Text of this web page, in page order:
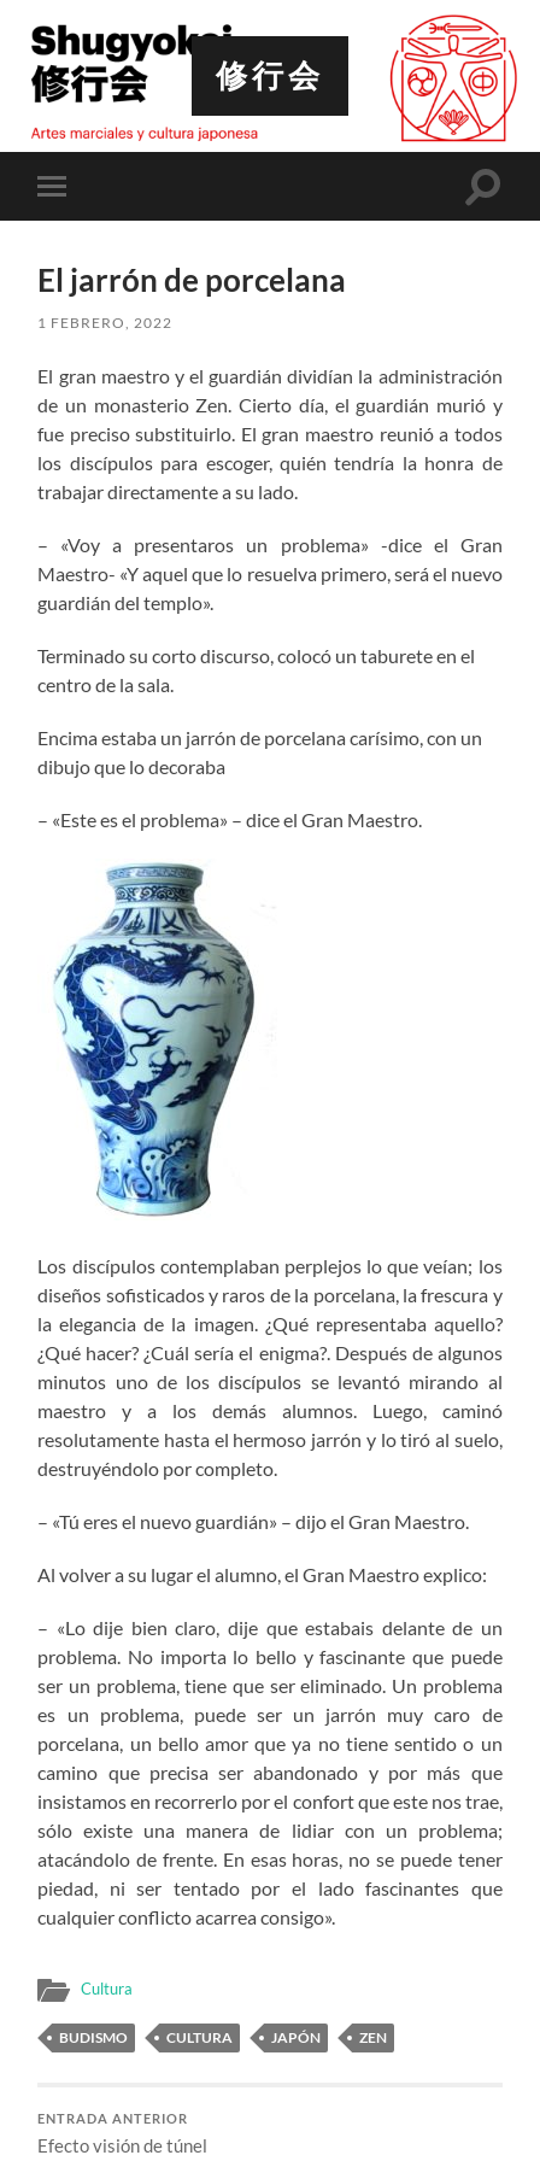
修行会
Alternar
el
móvil
El jarrón de porcelana
1 FEBRERO, 2022
El gran maestro y el guardián dividían la administración
de un monasterio Zen. Cierto día, el guardián murió y
fue preciso substituirlo. El gran maestro reunió a todos
los discípulos para escoger, quién tendría la honra de
trabajar directamente a su lado.
– «Voy a presentaros un problema» -dice el Gran
Maestro- «Y aquel que lo resuelva primero, será el nuevo
guardián del templo».
Terminado su corto discurso, colocó un taburete en el
centro de la sala.
Encima estaba un jarrón de porcelana carísimo, con un
dibujo que lo decoraba
– «Este es el problema» – dice el Gran Maestro.
Los discípulos contemplaban perplejos lo que veían; los
diseños sofisticados y raros de la porcelana, la frescura y
la elegancia de la imagen. ¿Qué representaba aquello?
¿Qué hacer? ¿Cuál sería el enigma?. Después de algunos
minutos uno de los discípulos se levantó mirando al
maestro y a los demás alumnos. Luego, caminó
resolutamente hasta el hermoso jarrón y lo tiró al suelo,
destruyéndolo por completo.
– «Tú eres el nuevo guardián» – dijo el Gran Maestro.
Al volver a su lugar el alumno, el Gran Maestro explico:
– «Lo dije bien claro, dije que estabais delante de un
problema. No importa lo bello y fascinante que puede
ser un problema, tiene que ser eliminado. Un problema
es un problema, puede ser un jarrón muy caro de
porcelana, un bello amor que ya no tiene sentido o un
camino que precisa ser abandonado y por más que
insistamos en recorrerlo por el confort que este nos trae,
sólo existe una manera de lidiar con un problema;
atacándolo de frente. En esas horas, no se puede tener
piedad, ni ser tentado por el lado fascinantes que
cualquier conflicto acarrea consigo».
Cultura
BUDISMO CULTURA JAPÓN ZEN
ENTRADA ANTERIOR
Efecto visión de túnel